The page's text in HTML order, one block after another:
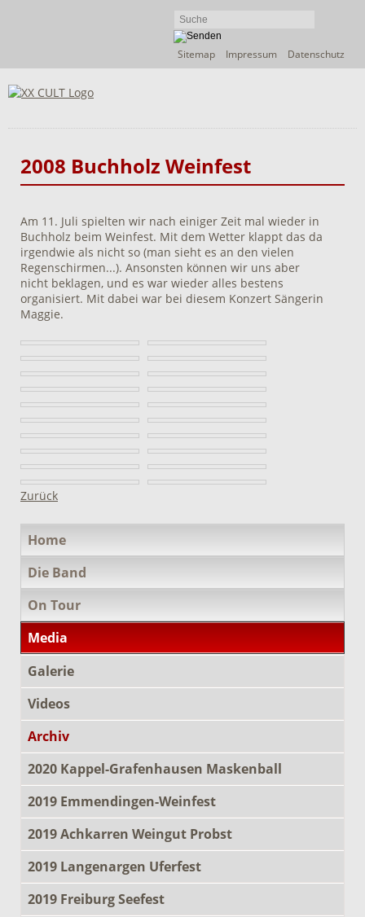
Navigation
Sitemap Impressum Datenschutz
2008 Buchholz Weinfest
Am 11. Juli spielten wir nach einiger Zeit mal wieder in
Buchholz beim Weinfest. Mit dem Wetter klappt das da
irgendwie als nicht so (man sieht es an den vielen
Regenschirmen...). Ansonsten können wir uns aber
nicht beklagen, und es war wieder alles bestens
organisiert. Mit dabei war bei diesem Konzert Sängerin
Maggie.
Zurück
überspringen
Home
Die Band
On Tour
Media
Galerie
Videos
Archiv
2020 Kappel-Grafenhausen Maskenball
2019 Emmendingen-Weinfest
2019 Achkarren Weingut Probst
2019 Langenargen Uferfest
2019 Freiburg Seefest